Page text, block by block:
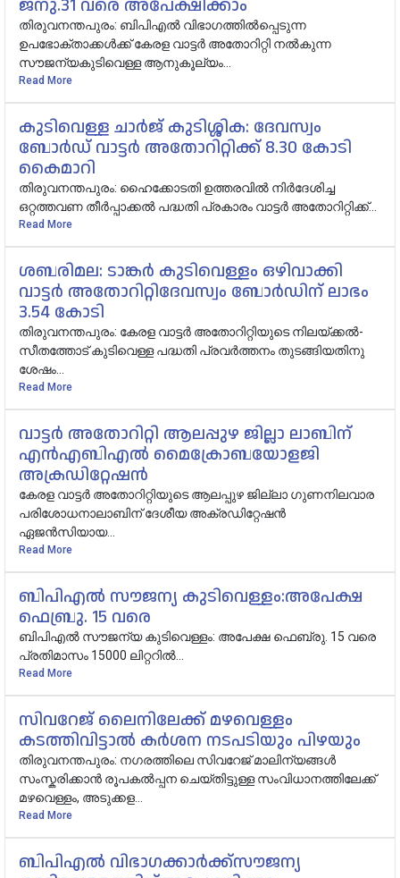
ജനു.31 വരെ അപേക്ഷിക്കാം
തിരുവനന്തപുരം: ബിപിഎൽ വിഭാ​ഗത്തിൽപ്പെടുന്ന
ഉപഭോക്താക്കൾക്ക് കേരള വാട്ട‍ർ അതോറിറ്റി നൽകുന്ന
സൗജന്യകുടിവെള്ള ആനുകൂല്യം...
Read More
കുടിവെള്ള ചാർജ് കുടിശ്ശിക: ദേവസ്വം
ബോർഡ് വാട്ടർ അതോറിറ്റിക്ക് 8.30 കോടി
കൈമാറി
തിരുവനന്തപുരം: ഹൈക്കോടതി ഉത്തരവിൽ നിർദേശിച്ച
ഒറ്റത്തവണ തീർപ്പാക്കൽ പദ്ധതി പ്രകാരം വാട്ടർ അതോറിറ്റിക്ക്...
Read More
ശബരിമല: ടാങ്കർ കുടിവെള്ളം ഒഴിവാക്കി
വാട്ടർ അതോറിറ്റിദേവസ്വം ബോർഡിന് ലാഭം
3.54 കോടി
തിരുവനന്തപുരം: കേരള വാട്ടർ അതോറിറ്റിയുടെ നിലയ്ക്കൽ-
സീതത്തോട് കുടിവെള്ള പദ്ധതി പ്രവർത്തനം തുടങ്ങിയതിനു
ശേഷം...
Read More
വാട്ട‍ർ അതോറിറ്റി ആലപ്പുഴ ജില്ലാ ലാബിന്
എൻഎബിഎൽ മൈക്രോബയോളജി
അക്രഡിറ്റേഷൻ
കേരള വാട്ടർ അതോറിറ്റിയുടെ ആലപ്പുഴ ജില്ലാ ​ഗുണനിലവാര
പരിശോധനാലാബിന് ദേശീയ അക്രഡിറ്റേഷൻ
ഏജൻസിയായ...
Read More
ബിപിഎൽ സൗജന്യ കുടിവെള്ളം:അപേക്ഷ
ഫെബ്രു. 15 വരെ
ബിപിഎൽ സൗജന്യ കുടിവെള്ളം: അപേക്ഷ ഫെബ്രു. 15 വരെ
പ്രതിമാസം 15000 ലിറ്ററിൽ...
Read More
സിവറേജ് ലൈനിലേക്ക് മഴവെള്ളം
കടത്തിവിട്ടാൽ കർശന നടപടിയും പിഴയും
തിരുവനന്തപുരം: ന​ഗരത്തിലെ സിവറേജ് മാലിന്യങ്ങൾ
സംസ്കരിക്കാൻ രൂപകൽപ്പന ചെയ്തിട്ടുള്ള സംവിധാനത്തിലേക്ക്
മഴവെള്ളം, അടുക്കള...
Read More
ബിപിഎൽ വിഭാ​ഗക്കാർക്ക്സൗജന്യ